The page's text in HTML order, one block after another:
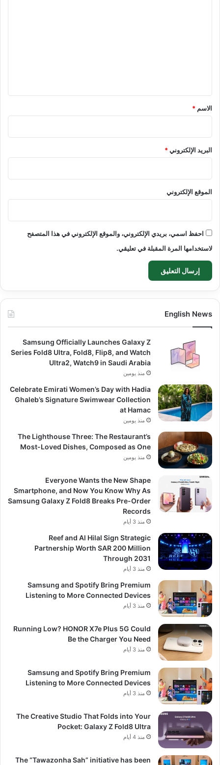
*
الاسم *
البريد الإلكتروني*
الموقع الإلكتروني
احفظ اسمي، بريدي الإلكتروني، والموقع الإلكتروني في هذا المتصفح
لاستخدامها المرة المقبلة في تعليقي.
English News
Samsung Officially Launches Galaxy Z
Series Fold8 Ultra, Fold8, Flip8, and Watch
Ultra2, Watch9 in Saudi Arabia
منذ يومين
Celebrate Emirati Women’s Day with Hadia
Ghaleb’s Signature Swimwear Collection
at Hamac
منذ يومين
The Lighthouse Three: The Restaurant’s
Most-Loved Dishes, Composed as One
منذ يومين
Everyone Wants the New Shape
Smartphone, and Now You Know Why As
Samsung Galaxy Z Fold8 Breaks Pre-Order
Records
منذ 3 أيام
Reef and Al Hilal Sign Strategic
Partnership Worth SAR 200 Million
Through 2031
منذ 3 أيام
Samsung and Spotify Bring Premium
Listening to More Connected Devices
منذ 3 أيام
Running Low? HONOR X7e Plus 5G Could
Be the Charger You Need
منذ 3 أيام
Samsung and Spotify Bring Premium
Listening to More Connected Devices
منذ 3 أيام
The Creative Studio That Folds into Your
Pocket: Galaxy Z Fold8 Ultra
منذ 4 أيام
The “Tawazonha Sah” initiative has been